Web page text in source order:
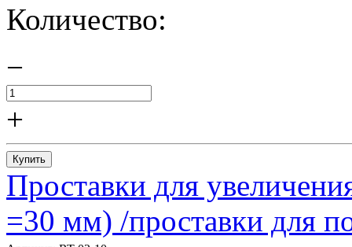
Количество:
−
+
Купить
Проставки для
=30 мм) /проставки для